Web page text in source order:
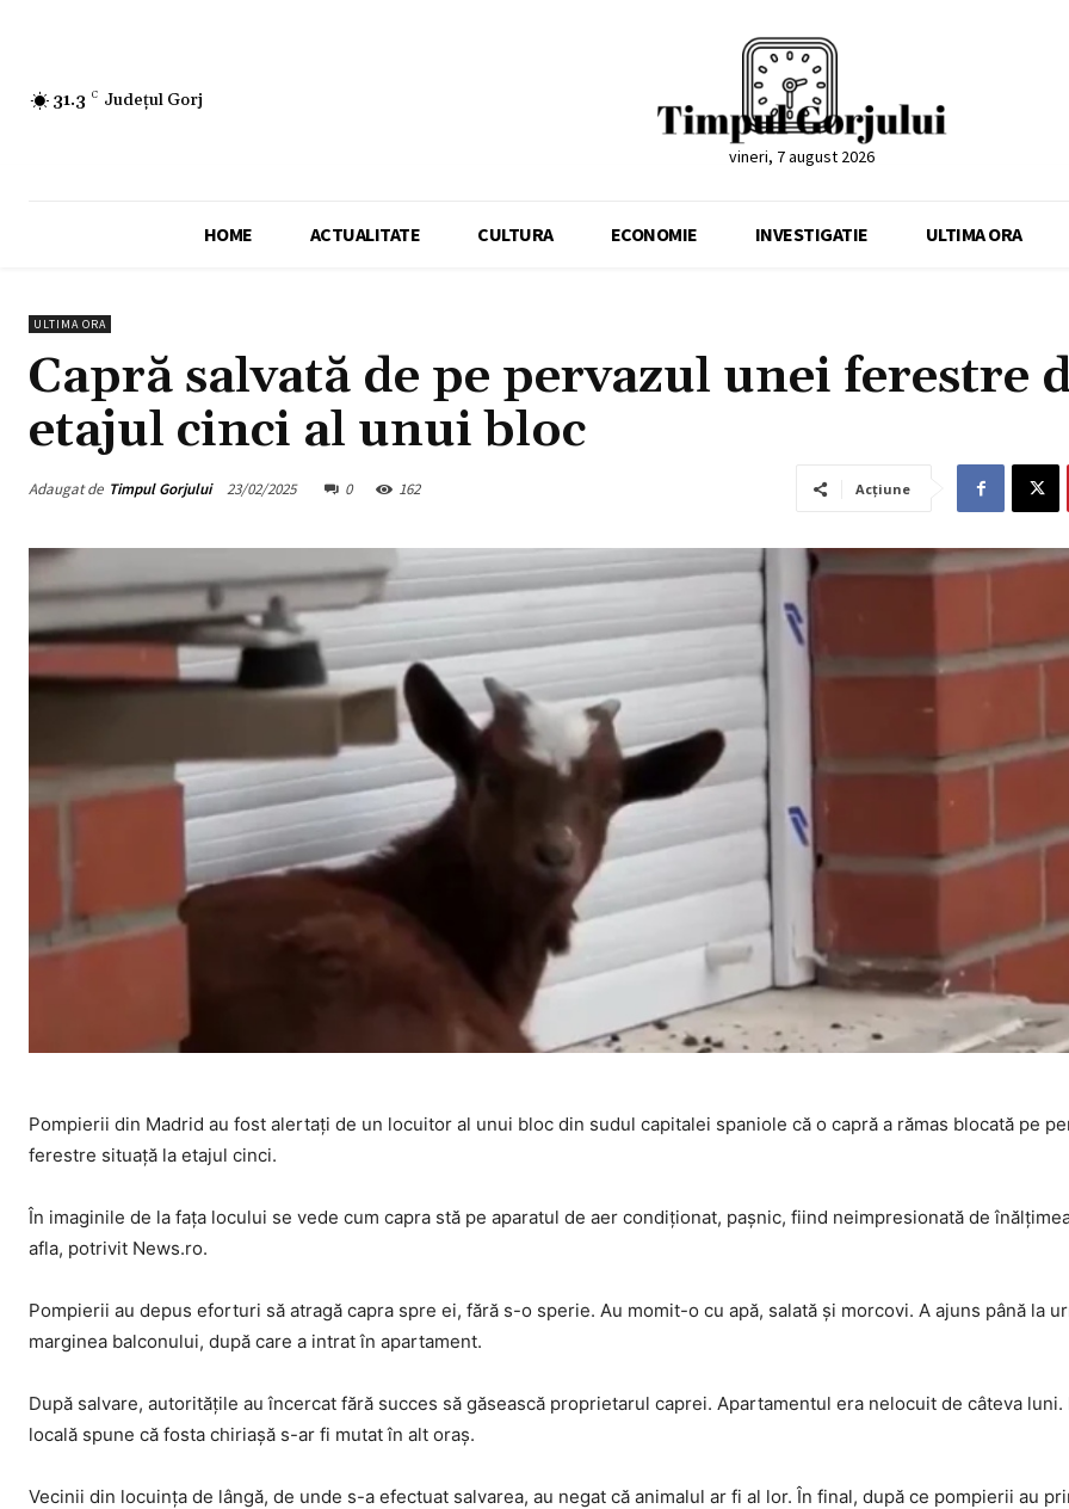
31.3 C Județul Gorj
vineri, 7 august 2026
HOME ACTUALITATE CULTURA ECONOMIE INVESTIGATIE ULTIMA ORA
ULTIMA ORA
Capră salvată de pe pervazul unei ferestre
etajul cinci al unui bloc
Adaugat de Timpul Gorjului 23/02/2025 0 162 Acțiune
Pompierii din Madrid au fost alertaţi de un locuitor al unui bloc din sudul capitalei spaniole că o capră a rămas blocată pe
ferestre situață la etajul cinci.
În imaginile de la fața locului se vede cum capra stă pe aparatul de aer condiţionat, paşnic, fiind neimpresionată de
afla, potrivit News.ro.
Pompierii au depus eforturi să atragă capra spre ei, fără s-o sperie. Au momit-o cu apă, salată şi morcovi. A ajuns până la
marginea balconului, după care a intrat în apartament.
După salvare, autoritățile au încercat fără succes să găsească proprietarul caprei. Apartamentul era nelocuit de câteva luni.
locală spune că fosta chiriașă s-ar fi mutat în alt oraș.
Vecinii din locuința de lângă, de unde s-a efectuat salvarea, au negat că animalul ar fi al lor. În final, după ce pompierii au